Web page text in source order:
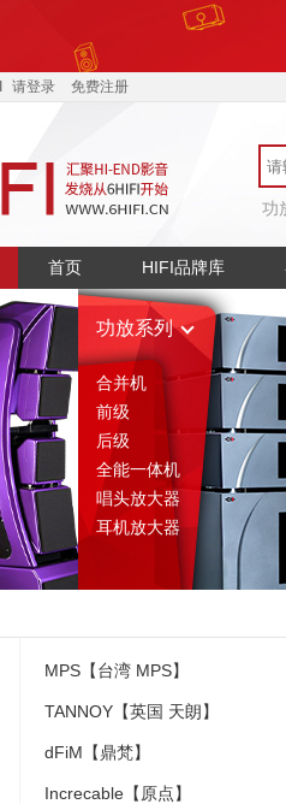
请登录 免费注册
功
首页 HIFI品牌库
功放系列
合并机
前级
后级
全能一体机
唱头放大器
耳机放大器
MPS【台湾 MPS】
TANNOY【英国 天朗】
dFiM【鼎梵】
Increcable【原点】